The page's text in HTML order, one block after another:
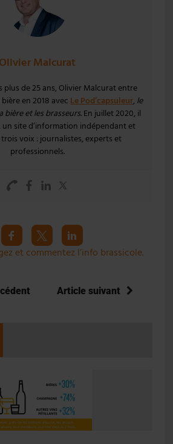
Olivier Malcurat
plus de 25 ans, Olivier Malcurat entre
bière en 2018 avecLe Pod’capsuleur, le
bière et les brasseurs. En juillet 2020, il
un site d’information indépendant et
voix : journalistes, experts et
professionnels.
et commentez l’info brassicole.
Article suivant